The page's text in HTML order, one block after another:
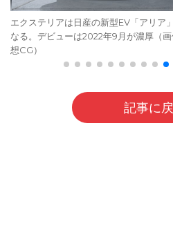
エクステリアは日産の新型EV「アリア
なる。デビューは2022年9月が濃厚（
想CG）
記事に